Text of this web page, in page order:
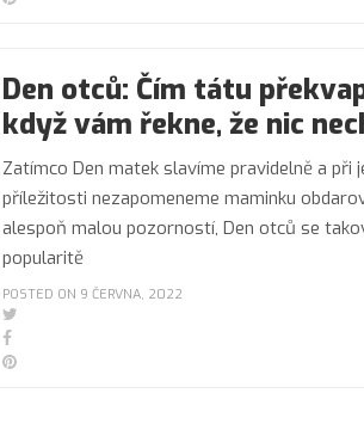
Den otců: Čím tátu
když vám řekne, že nic
Zatímco Den matek slavíme pravidelně a při
příležitosti nezapomeneme maminku
alespoň malou pozorností, Den otců se
popularitě
POSTED ON 9 ČERVNA, 2022